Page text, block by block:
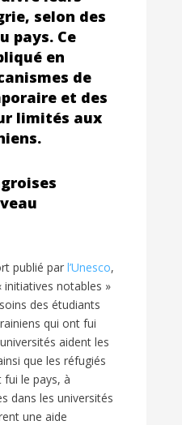
selon des
pays. Ce
en
de
et des
limités aux
publié par l’Unesco,
initiatives notables »
des étudiants
qui ont fui
aident les
que les réfugiés
le pays, à
dans les universités
une aide